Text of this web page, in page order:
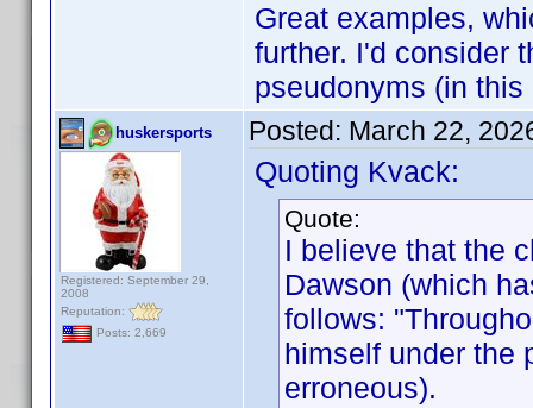
Great examples,
further. I'd consider
pseudonyms (in
huskersports
Registered: September 29,
2008
Reputation:
Posts: 2,669
Posted: March 22,
Quoting Kvack:
Quote:
I believe that the
Dawson (which
follows:
himself under the
erroneous).